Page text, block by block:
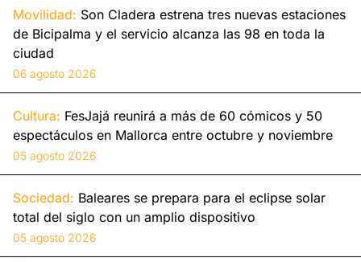
Movilidad: Son Cladera estrena tres nuevas estaciones
de Bicipalma y el servicio alcanza las 98 en toda la
ciudad
06 agosto 2026
Cultura: FesJajá reunirá a más de 60 cómicos y 50
espectáculos en Mallorca entre octubre y noviembre
05 agosto 2026
Sociedad: Baleares se prepara para el eclipse solar
total del siglo con un amplio dispositivo
05 agosto 2026